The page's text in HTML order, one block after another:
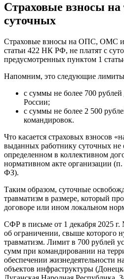
Страховые взносы на
суточных
Страховые взносы на ОПС, ОМС и
статьи 422 НК РФ, не платят с
предусмотренных пунктом 1
Напомним, это следующие
с суммы не более 700
России;
с суммы не более 2 500
командировок.
Что касается страховых взносов
выданных работнику суточных не
определенном в коллективном
нормативном акте организации
ФЗ).
Таким образом, суточные
травматизм в размере, который
договоре или ином локальном
СФР в письме от 1 декабря 2025 г.
об ограничении, свыше которого
травматизм. Лимит в 700 рублей
сумм при командировании на
обеспечении жизнедеятельности
объектов инфраструктуры